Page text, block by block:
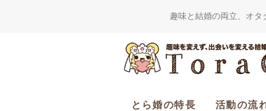
趣味と結婚の両立、オタ
とら婚の特長 活動の流
2
0